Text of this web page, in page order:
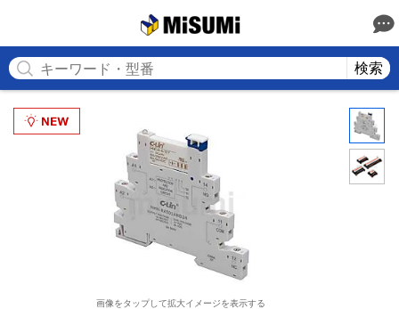
検索
画像をタップして拡大イメージを表示する